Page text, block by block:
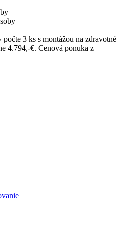
3 ks s montážou na zdravotné
4.794,-€. Cenová ponuka z